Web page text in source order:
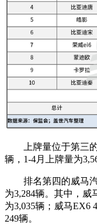
上牌量位于第三
辆，1-4月上牌量为
排名第四的威马
为3,284辆。其中，威
为3,035辆；威马EX6
249辆。